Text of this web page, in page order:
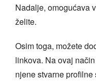
Nadalje, omogućava
želite.
Osim toga, možete
linkova. Na ovaj
njene stvarne